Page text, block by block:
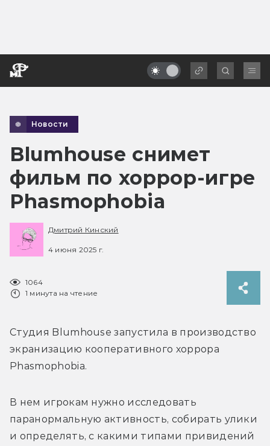
Новости
Blumhouse снимет
фильм по хоррор-игре
Phasmophobia
Дмитрий Кинский
4 июня 2025 г.
1064
1 минута на чтение
Студия Blumhouse запустила в производство
экранизацию кооперативного хоррора
Phasmophobia.
В нем игрокам нужно исследовать
паранормальную активность, собирать улики
и определять, с какими типами привидений